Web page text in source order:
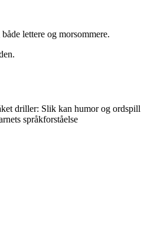
lettere og morsommere.
driller: Slik kan humor og ordspill
språkforståelse